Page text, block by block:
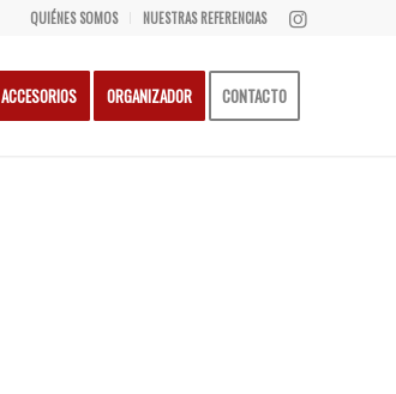
QUIÉNES SOMOS NUESTRAS REFERENCIAS
ACCESORIOS ORGANIZADOR CONTACTO